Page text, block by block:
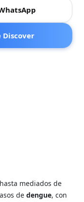
Discover
mediados de
dedengue, con